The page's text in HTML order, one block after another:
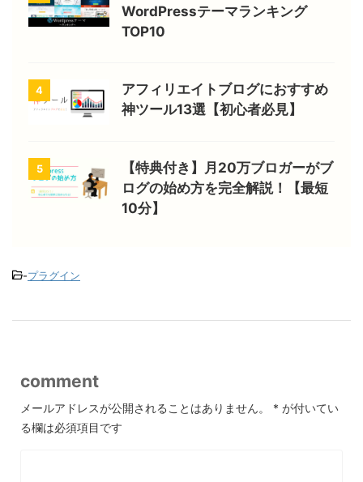
WordPressテーマランキング
TOP10
4
アフィリエイトブログにおすすめ
神ツール13選【初心者必見】
5
【特典付き】月20万ブロガーがブ
ログの始め方を完全解説！【最短
10分】
-プラグイン
comment
メールアドレスが公開されることはありません。 * が付いてい
る欄は必須項目です